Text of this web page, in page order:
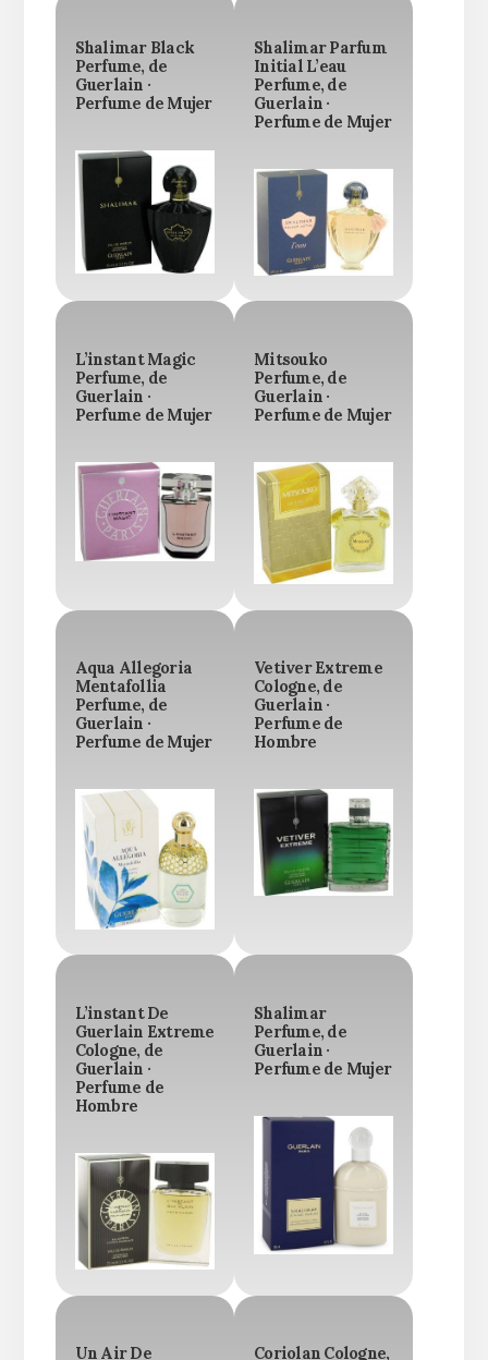
Shalimar Black
Perfume, de
Guerlain ·
Perfume de Mujer
Shalimar Parfum
Initial L’eau
Perfume, de
Guerlain ·
Perfume de Mujer
L’instant Magic
Perfume, de
Guerlain ·
Perfume de Mujer
Mitsouko
Perfume, de
Guerlain ·
Perfume de Mujer
Aqua Allegoria
Mentafollia
Perfume, de
Guerlain ·
Perfume de Mujer
Vetiver Extreme
Cologne, de
Guerlain ·
Perfume de
Hombre
L’instant De
Guerlain Extreme
Cologne, de
Guerlain ·
Perfume de
Hombre
Shalimar
Perfume, de
Guerlain ·
Perfume de Mujer
Un Air De Coriolan Cologne,